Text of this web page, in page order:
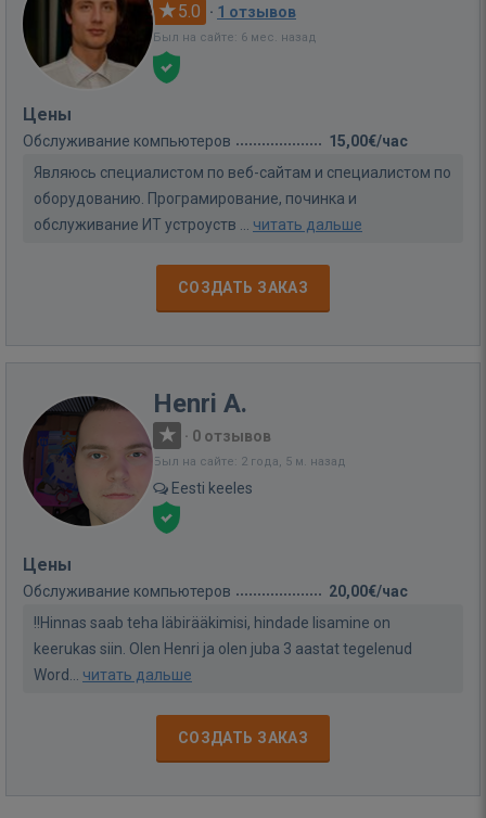
5.0 · 1 отзывов
Был на сайте: 6 мес. назад
Цены
Обслуживание компьютеров
15,00€/час
Являюсь специалистом по веб-сайтам и специалистом по
оборудованию. Програмирование, починка и
обслуживание ИТ устроуств ... читать дальше
СОЗДАТЬ ЗАКАЗ
Henri A.
· 0 отзывов
Был на сайте: 2 года, 5 м. назад
Eesti keeles
Цены
Обслуживание компьютеров
20,00€/час
!!Hinnas saab teha läbirääkimisi, hindade lisamine on
keerukas siin. Olen Henri ja olen juba 3 aastat tegelenud
Word... читать дальше
СОЗДАТЬ ЗАКАЗ